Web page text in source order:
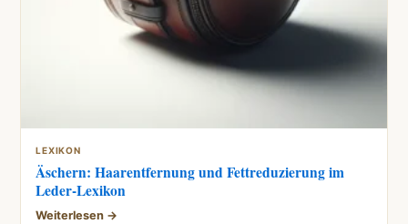
LEXIKON
Äschern: Haarentfernung und Fettreduzierung im
Leder-Lexikon
Weiterlesen →